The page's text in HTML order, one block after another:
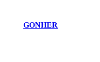
GONHER